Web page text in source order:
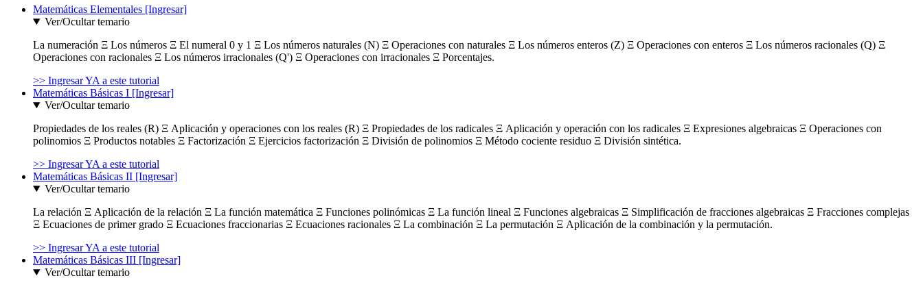
Matemáticas Elementales [Ingresar]
Ver/Ocultar temario
La numeración Ξ Los números Ξ El numeral 0 y 1 Ξ Los números naturales (N) Ξ Operaciones con naturales Ξ Los números enteros (Z) Ξ Operaciones con enteros Ξ Los números racionales (Q) Ξ
Operaciones con racionales Ξ Los números irracionales (Q') Ξ Operaciones con irracionales Ξ Porcentajes.
>> Ingresar YA a este tutorial
Matemáticas Básicas I [Ingresar]
Ver/Ocultar temario
Propiedades de los reales (R) Ξ Aplicación y operaciones con los reales (R) Ξ Propiedades de los radicales Ξ Aplicación y operación con los radicales Ξ Expresiones algebraicas Ξ Operaciones con
polinomios Ξ Productos notables Ξ Factorización Ξ Ejercicios factorización Ξ División de polinomios Ξ Método cociente residuo Ξ División sintética.
>> Ingresar YA a este tutorial
Matemáticas Básicas II [Ingresar]
Ver/Ocultar temario
La relación Ξ Aplicación de la relación Ξ La función matemática Ξ Funciones polinómicas Ξ La función lineal Ξ Funciones algebraicas Ξ Simplificación de fracciones algebraicas Ξ Fracciones complejas
Ξ Ecuaciones de primer grado Ξ Ecuaciones fraccionarias Ξ Ecuaciones racionales Ξ La combinación Ξ La permutación Ξ Aplicación de la combinación y la permutación.
>> Ingresar YA a este tutorial
Matemáticas Básicas III [Ingresar]
Ver/Ocultar temario